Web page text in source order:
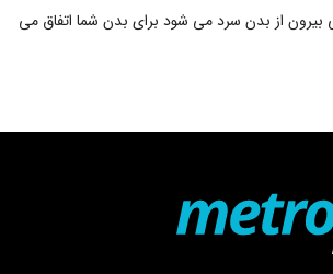
بیرون از بدن سرد می شود برای بدن شما اتفاق می